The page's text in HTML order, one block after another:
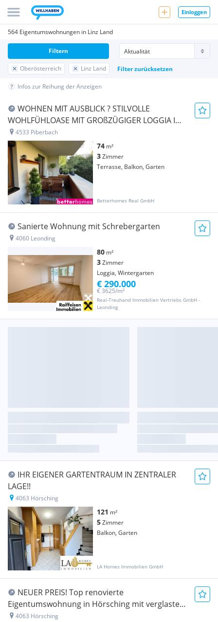
Einloggen
564 Eigentumswohnungen in Linz Land
Oberösterreich Linz Land Filter zurücksetzen
Filtern
Infos zur Reihung der Anzeigen
WOHNEN MIT AUSBLICK ? STILVOLLE
WOHLFÜHLOASE MIT GROßZÜGIGER LOGGIA IM
GRÜNEN
4533 Piberbach
74 m²
3Zimmer
Terrasse, Balkon, Garten
Betterhomes Real GmbH
Sanierte Wohnung mit Schrebergarten
4060 Leonding
80 m²
3Zimmer
Loggia, Wintergarten
Real-Treuhand Immobilien Vertriebs GmbH -
Leonding
€ 3625/m²
€ 290.000
IHR EIGENER GARTENTRAUM IN ZENTRALER
LAGE!!
4063 Hörsching
121 m²
5Zimmer
Balkon, Garten
LA Homes Immobilien GmbH
NEUER PREIS! Top renovierte
Eigentumswohnung in Hörsching mit verglastem
Balkon und Garage
4063 Hörsching